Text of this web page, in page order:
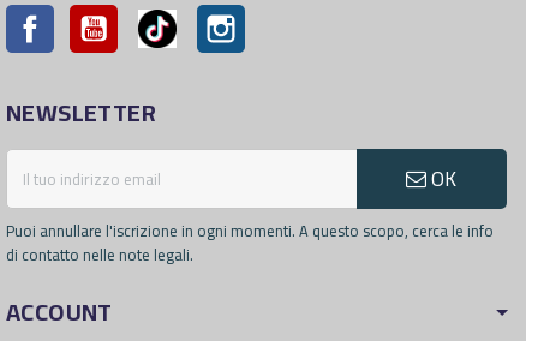
Facebook YouTube Pinterest
NEWSLETTER
OK
Puoi annullare l'iscrizione in ogni momenti. A questo scopo, cerca le info
di contatto nelle note legali.
ACCOUNT